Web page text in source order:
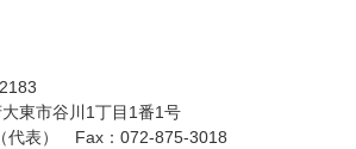
東市谷川1丁目1番1号
表）
Fax：072-875-3018